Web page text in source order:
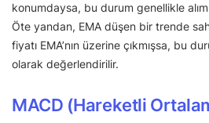
konumdaysa, bu durum genellikle
Öte yandan, EMA düşen bir trende
fiyatı EMA’nın üzerine çıkmışsa, bu
olarak değerlendirilir.
MACD (Hareketli